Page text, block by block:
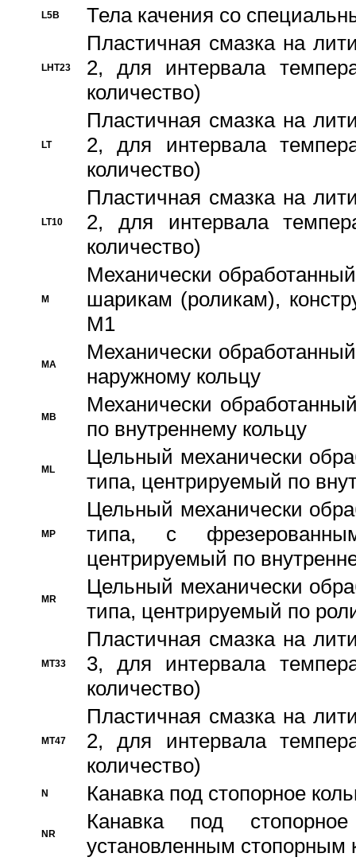
L5B Тела качения со
LHT23
Пластичная смазка на
2, для интервала
количество)
LT
Пластичная смазка на
2, для интервала
количество)
LT10
Пластичная смазка на
2, для интервала
количество)
M
Механически
шарикам (роликам),
M1
MA
Механически
наружному кольцу
MB
Механически
по внутреннему кольцу
ML
Цельный механически
типа, центрируемый по
MP
Цельный механически
типа, с
центрируемый по
MR
Цельный механически
типа, центрируемый по
MT33
Пластичная смазка на
3, для интервала
количество)
MT47
Пластичная смазка на
2, для интервала
количество)
N Канавка под стопорное
NR
Канавка под
установленным стопорным